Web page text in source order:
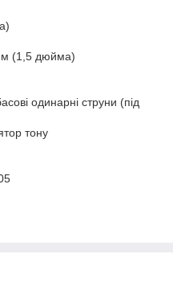
(1,5 дюйма)
одинарні струни (під
тону